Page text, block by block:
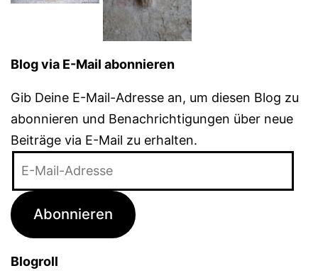
Blog via E-Mail abonnieren
Gib Deine E-Mail-Adresse an, um diesen Blog zu
abonnieren und Benachrichtigungen über neue
Beiträge via E-Mail zu erhalten.
Adresse
Abonnieren
Blogroll